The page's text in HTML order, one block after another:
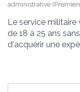
administrative
Le service militaire
de 18 à 25 ans
d'acquérir une